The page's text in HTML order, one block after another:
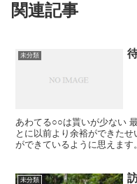
関連記事
未分類
あわてる○○は貰いが少ない
とに以前より余裕ができた
ができているように思えます
未分類